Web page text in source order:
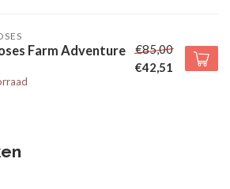
Farm Adventure
€85,00
€42,51